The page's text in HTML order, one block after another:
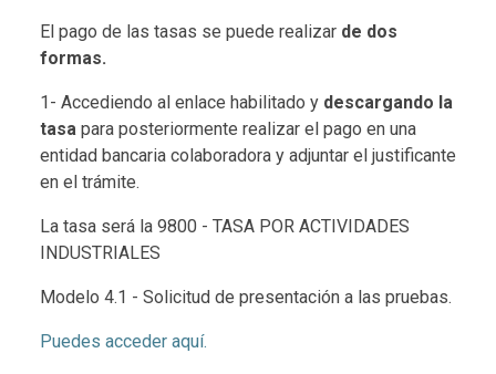
El pago de las tasas se puede realizar de dos
formas.
1- Accediendo al enlace habilitado y descargando la
tasa para posteriormente realizar el pago en una
entidad bancaria colaboradora y adjuntar el justificante
en el trámite.
La tasa será la 9800 - TASA POR ACTIVIDADES
INDUSTRIALES
Modelo 4.1 - Solicitud de presentación a las pruebas.
Puedes acceder aquí.